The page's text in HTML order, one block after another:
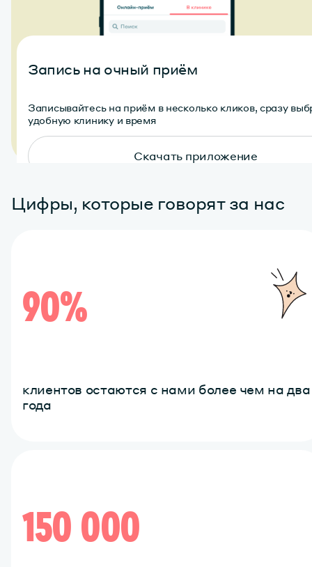
Запись на очный приём
Записывайтесь на приём в несколько кликов, сразу
удобную клинику и время
Скачать приложение
Цифры, которые говорят за нас
90%
клиентов остаются с нами более чем на два
года
150 000